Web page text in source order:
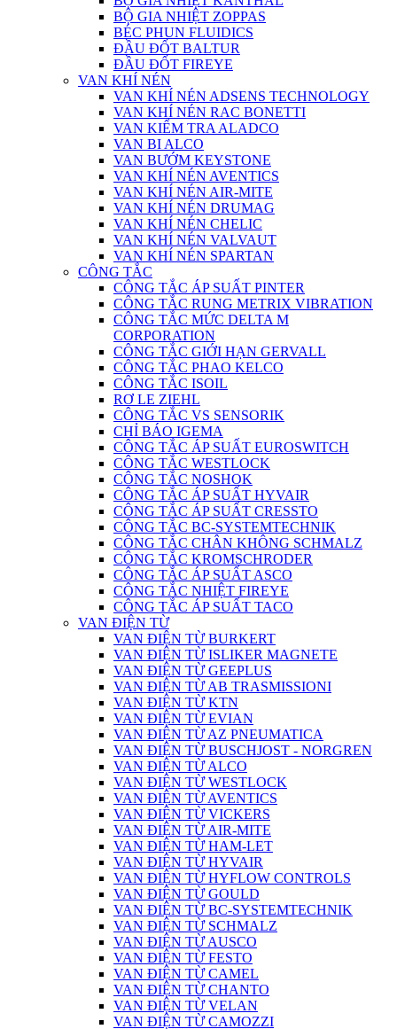
BỘ GIA NHIỆT ZOPPAS
BÉC PHUN FLUIDICS
ĐẦU ĐỐT BALTUR
ĐẦU ĐỐT FIREYE
VAN KHÍ NÉN
VAN KHÍ NÉN ADSENS TECHNOLOGY
VAN KHÍ NÉN RAC BONETTI
VAN KIỂM TRA ALADCO
VAN BI ALCO
VAN BƯỚM KEYSTONE
VAN KHÍ NÉN AVENTICS
VAN KHÍ NÉN AIR-MITE
VAN KHÍ NÉN DRUMAG
VAN KHÍ NÉN CHELIC
VAN KHÍ NÉN VALVAUT
VAN KHÍ NÉN SPARTAN
CÔNG TẮC
CÔNG TẮC ÁP SUẤT PINTER
CÔNG TẮC RUNG METRIX VIBRATION
CÔNG TẮC MỨC DELTA M
CORPORATION
CÔNG TẮC GIỚI HẠN GERVALL
CÔNG TẮC PHAO KELCO
CÔNG TẮC ISOIL
RƠ LE ZIEHL
CÔNG TẮC VS SENSORIK
CHỈ BÁO IGEMA
CÔNG TẮC ÁP SUẤT EUROSWITCH
CÔNG TẮC WESTLOCK
CÔNG TẮC NOSHOK
CÔNG TẮC ÁP SUẤT HYVAIR
CÔNG TẮC ÁP SUẤT CRESSTO
CÔNG TẮC BC-SYSTEMTECHNIK
CÔNG TẮC CHÂN KHÔNG SCHMALZ
CÔNG TẮC KROMSCHRODER
CÔNG TẮC ÁP SUẤT ASCO
CÔNG TẮC NHIỆT FIREYE
CÔNG TẮC ÁP SUẤT TACO
VAN ĐIỆN TỪ
VAN ĐIỆN TỪ BURKERT
VAN ĐIỆN TỪ ISLIKER MAGNETE
VAN ĐIỆN TỪ GEEPLUS
VAN ĐIỆN TỪ AB TRASMISSIONI
VAN ĐIỆN TỪ KTN
VAN ĐIỆN TỪ EVIAN
VAN ĐIỆN TỪ AZ PNEUMATICA
VAN ĐIỆN TỪ BUSCHJOST - NORGREN
VAN ĐIỆN TỪ ALCO
VAN ĐIỆN TỪ WESTLOCK
VAN ĐIỆN TỪ AVENTICS
VAN ĐIỆN TỪ VICKERS
VAN ĐIỆN TỪ AIR-MITE
VAN ĐIỆN TỪ HAM-LET
VAN ĐIỆN TỪ HYVAIR
VAN ĐIỆN TỪ HYFLOW CONTROLS
VAN ĐIỆN TỪ GOULD
VAN ĐIỆN TỪ BC-SYSTEMTECHNIK
VAN ĐIỆN TỪ SCHMALZ
VAN ĐIỆN TỪ AUSCO
VAN ĐIỆN TỪ FESTO
VAN ĐIỆN TỪ CAMEL
VAN ĐIỆN TỪ CHANTO
VAN ĐIỆN TỪ VELAN
VAN ĐIỆN TỪ CAMOZZI